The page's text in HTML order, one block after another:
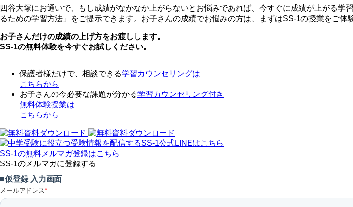
四谷大塚にお通いで、もし成績がなかなか上がらないとお悩みであれば、今すぐに成績が上がる
るための学習方法」をご提示できます。お子さんの成績でお悩みの方は、まずはSS-1の授業をご体
お子さんだけの成績の上げ方をお渡しします。
SS-1の無料体験を今すぐお試しください。
保護者様だけで、相談できる学習カウンセリングは
こちらから
お子さんの今必要な課題が分かる学習カウンセリング付き
無料体験授業は
こちらから
SS-1の無料メルマガ登録はこちら
SS-1のメルマガに登録する